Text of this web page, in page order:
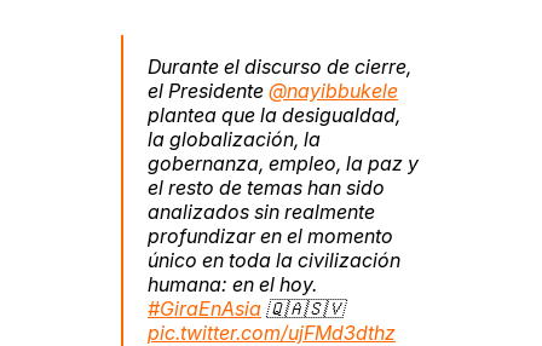
Durante el discurso de cierre,
el Presidente @nayibbukele
plantea que la desigualdad,
la globalización, la
gobernanza, empleo, la paz y
el resto de temas han sido
analizados sin realmente
profundizar en el momento
único en toda la civilización
humana: en el hoy.
#GiraEnAsia 🇶🇦🇸🇻
pic.twitter.com/ujFMd3dthz